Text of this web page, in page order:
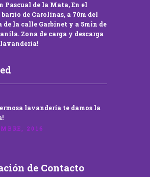
Pascual de la Mata, En el
de Carolinas, a 70m del
de la calle Garbinet y a 5min de
Zona de carga y descarga
lavandería te damos la
2016
de Contacto